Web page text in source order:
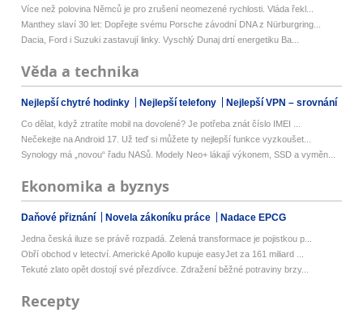
Více než polovina Němců je pro zrušení neomezené rychlosti. Vláda řekl...
Manthey slaví 30 let: Dopřejte svému Porsche závodní DNA z Nürburgring...
Dacia, Ford i Suzuki zastavují linky. Vyschlý Dunaj drtí energetiku Ba...
Věda a technika
Nejlepší chytré hodinky Nejlepší telefony Nejlepší VPN – srovnání
Co dělat, když ztratíte mobil na dovolené? Je potřeba znát číslo IMEI ...
Nečekejte na Android 17. Už teď si můžete ty nejlepší funkce vyzkoušet...
Synology má „novou“ řadu NASů. Modely Neo+ lákají výkonem, SSD a vyměn...
Ekonomika a byznys
Daňové přiznání Novela zákoníku práce Nadace EPCG
Jedna česká iluze se právě rozpadá. Zelená transformace je pojistkou p...
Obří obchod v letectví. Americké Apollo kupuje easyJet za 161 miliard ...
Tekuté zlato opět dostojí své přezdívce. Zdražení běžné potraviny brzy...
Recepty